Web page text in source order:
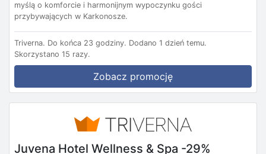
myślą o komforcie i harmonijnym wypoczynku gości
przybywających w Karkonosze.
Triverna. Do końca 23 godziny. Dodano 1 dzień temu.
Skorzystano 15 razy.
Zobacz promocję
Juvena Hotel Wellness & Spa -29%